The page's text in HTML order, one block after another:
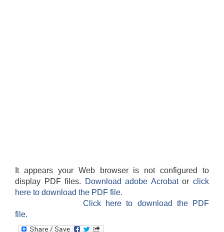
It appears your Web browser is not configured to
display PDF files.
Download adobe Acrobatorclick
here to download the PDF file.
Click here to download the PDF
file.